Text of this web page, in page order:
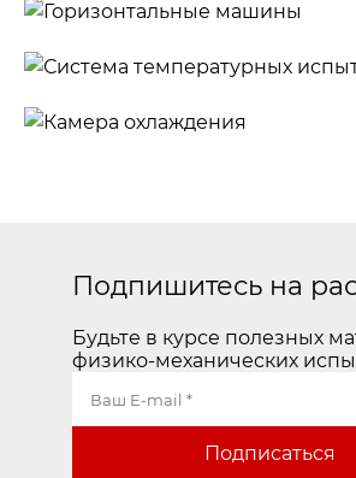
машины
машины
температурных
Подпишитесь на
Будьте в курсе полезных
физико-механических